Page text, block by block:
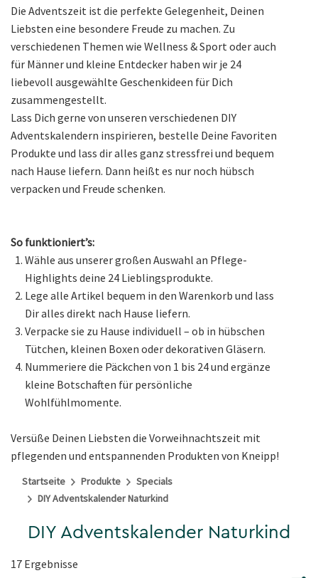
Die Adventszeit ist die perfekte Gelegenheit, Deinen
Liebsten eine besondere Freude zu machen. Zu
verschiedenen Themen wie Wellness & Sport oder auch
für Männer und kleine Entdecker haben wir je 24
liebevoll ausgewählte Geschenkideen für Dich
zusammengestellt.
Lass Dich gerne von unseren verschiedenen DIY
Adventskalendern inspirieren, bestelle Deine Favoriten
Produkte und lass dir alles ganz stressfrei und bequem
nach Hause liefern. Dann heißt es nur noch hübsch
verpacken und Freude schenken.
So funktioniert’s:
Wähle aus unserer großen Auswahl an Pflege-
Highlights deine 24 Lieblingsprodukte.
Lege alle Artikel bequem in den Warenkorb und lass
Dir alles direkt nach Hause liefern.
Verpacke sie zu Hause individuell – ob in hübschen
Tütchen, kleinen Boxen oder dekorativen Gläsern.
Nummeriere die Päckchen von 1 bis 24 und ergänze
kleine Botschaften für persönliche
Wohlfühlmomente.
Versüße Deinen Liebsten die Vorweihnachtszeit mit
pflegenden und entspannenden Produkten von Kneipp!
Startseite Produkte
Specials
DIY Adventskalender Naturkind
DIY Adventskalender Naturkind
17 Ergebnisse